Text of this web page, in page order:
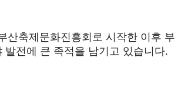
산축제문화진흥회로 시작한 이후 부
발전에 큰 족적을 남기고 있습니다.